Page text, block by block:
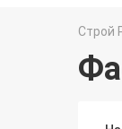
Строй